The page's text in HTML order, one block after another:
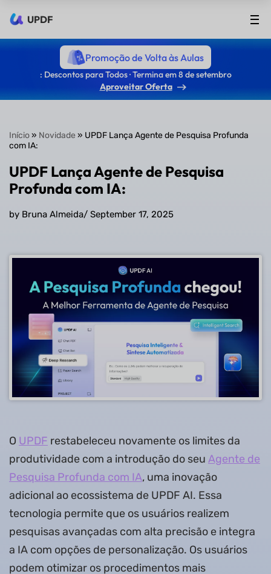
UPDF
Promoção de Volta às Aulas
: Descontos para Todos · Termina em 8 de setembro
Aproveitar Oferta
Início» Novidade » UPDF Lança Agente de Pesquisa Profunda
com IA:
UPDF Lança Agente de Pesquisa
Profunda com IA:
by Bruna Almeida/ September 17, 2025
O UPDF restabeleceu novamente os limites da
produtividade com a introdução do seu Agente de
Pesquisa Profunda com IA, uma inovação
adicional ao ecossistema de UPDF AI. Essa
tecnologia permite que os usuários realizem
pesquisas avançadas com alta precisão e integra
a IA com opções de personalização. Os usuários
podem otimizar os procedimentos mais